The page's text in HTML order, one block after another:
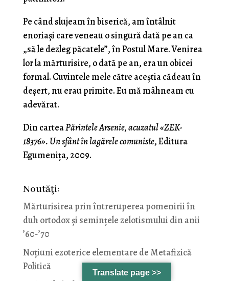
Pe când slujeam în biserică, am întâlnit
enoriași care veneau o singură dată pe an ca
„să le dezleg păcatele”, în Postul Mare. Venirea
lor la mărturisire, o dată pe an, era un obicei
formal. Cuvintele mele către aceștia cădeau în
deșert, nu erau primite. Eu mă mâhneam cu
adevărat.
Din carteaPărintele Arsenie, acuzatul «ZEK-
18376». Un sfânt în lagărele comuniste, Editura
Egumenița, 2009.
Noutăţi:
Mărturisirea prin întreruperea pomenirii în
duh ortodox și semințele zelotismului din anii
’60-’70
Noţiuni ezoterice elementare de Metafizică
Politică
Translate page >>